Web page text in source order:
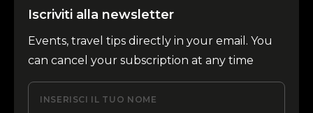
Iscriviti alla newsletter
Events, travel tips directly in your email. You
can cancel your subscription at any time
INSERISCI IL TUO NOME